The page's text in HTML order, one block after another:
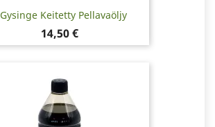
Gysinge Keitetty Pellavaöljy
Hinta
14,50 €